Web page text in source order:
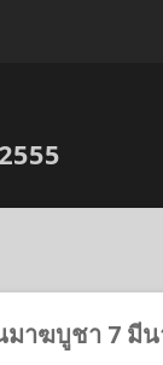
าฆบูชา 7 มีน